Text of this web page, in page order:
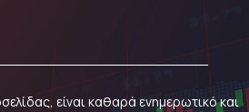
είναι καθαρά ενημερωτικό και